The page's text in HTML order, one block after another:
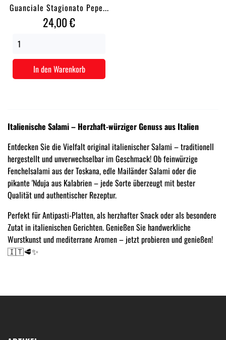
Guanciale Stagionato Pepe...
Preis
24,00 €
In den Warenkorb
Italienische Salami – Herzhaft-würziger Genuss aus Italien
Entdecken Sie die Vielfalt original italienischer Salami – traditionell
hergestellt und unverwechselbar im Geschmack! Ob feinwürzige
Fenchelsalami aus der Toskana, edle Mailänder Salami oder die
pikante 'Nduja aus Kalabrien – jede Sorte überzeugt mit bester
Qualität und authentischer Rezeptur.
Perfekt für Antipasti-Platten, als herzhafter Snack oder als besondere
Zutat in italienischen Gerichten. Genießen Sie handwerkliche
Wurstkunst und mediterrane Aromen – jetzt probieren und genießen!
🇮🇹🥩✨